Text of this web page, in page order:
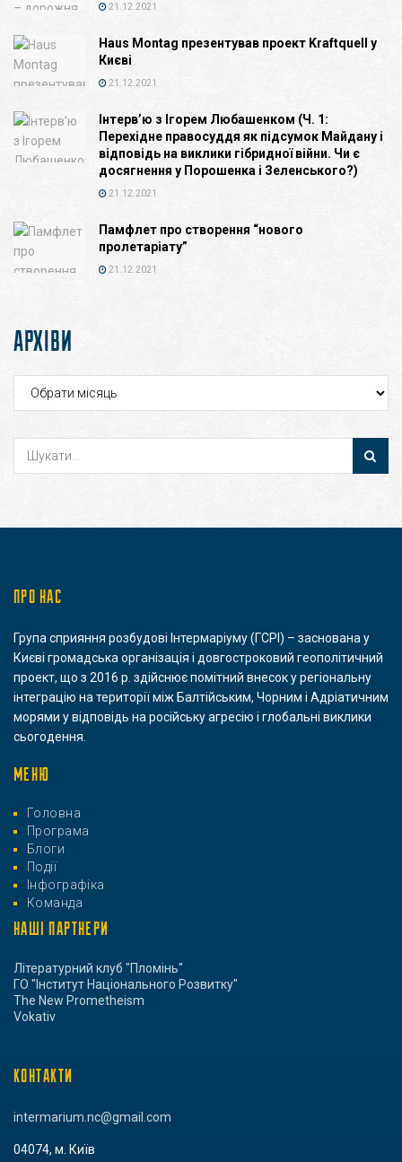
21.12.2021
Haus Montag презентував проект Kraftquell у
Києві
21.12.2021
Інтерв’ю з Ігорем Любашенком (Ч. 1:
Перехідне правосуддя як підсумок Майдану і
відповідь на виклики гібридної війни. Чи є
досягнення у Порошенка і Зеленського?)
21.12.2021
Памфлет про створення “нового
пролетаріату”
21.12.2021
АРХІВИ
Архіви
ПРО НАС
Група сприяння розбудові Інтермаріуму (ГСРІ) – заснована у
Києві громадська організація і довгостроковий геополітичний
проект, що з 2016 р. здійснює помітний внесок у регіональну
інтеграцію на території між Балтійським, Чорним і Адріатичним
морями у відповідь на російську агресію і глобальні виклики
сьогодення.
МЕНЮ
Головна
Програма
Блоги
Події
Інфографіка
Команда
НАШІ ПАРТНЕРИ
Літературний клуб "Пломінь"
ГО "Інститут Національного Розвитку"
The New Prometheism
Vokativ
КОНТАКТИ
intermarium.nc@gmail.com
04074, м. Київ